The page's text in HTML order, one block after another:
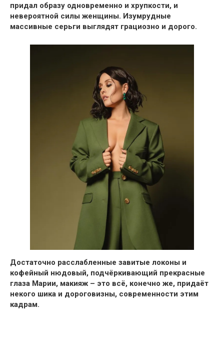
придал образу одновременно и хрупкости, и
невероятной силы женщины. Изумрудные
массивные серьги выглядят грациозно и дорого.
Достаточно расслабленные завитые локоны и
кофейный нюдовый, подчёркивающий прекрасные
глаза Марии, макияж – это всё, конечно же, придаёт
некого шика и дороговизны, современности этим
кадрам.